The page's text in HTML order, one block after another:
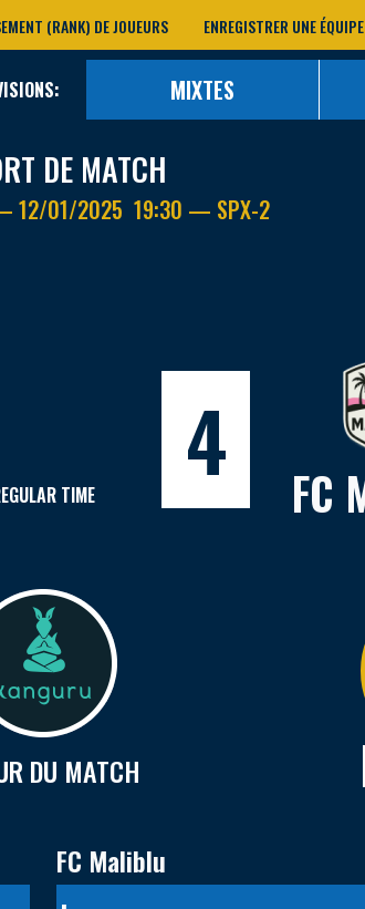
(RANK) DE JOUEURS ENREGISTRER UNE ÉQUIPE
MIXTES
DE MATCH
— 12/01/2025 19:30 — SPX-2
TIME 4 FC
DU MATCH
FC Maliblu